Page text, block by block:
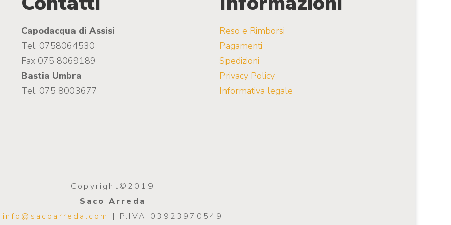
Capodacqua di Assisi
Tel. 0758064530
Fax 075 8069189
Bastia Umbra
Tel. 075 8003677
Reso e Rimborsi
Pagamenti
Spedizioni
Privacy Policy
Informativa legale
Copyright©2019
Saco Arreda
info@sacoarreda.com
| P.IVA 03923970549